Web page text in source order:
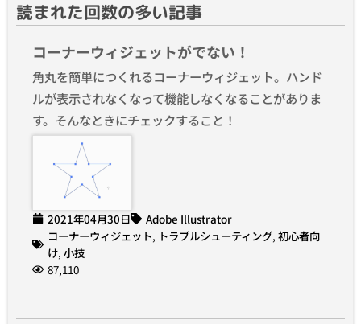
読まれた回数の多い記事
コーナーウィジェットがでない！
角丸を簡単につくれるコーナーウィジェット。ハンド
ルが表示されなくなって機能しなくなることがありま
す。そんなときにチェックすること！
2021年04月30日
Adobe Illustrator
コーナーウィジェット, トラブルシューティング, 初心者向
け, 小技
87,110